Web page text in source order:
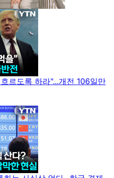
르도록 하라"...개전 106일만